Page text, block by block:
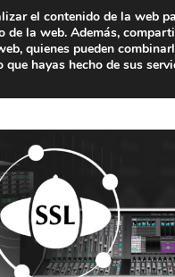
el contenido de la web
la web. Además,
quienes pueden
hayas hecho de sus